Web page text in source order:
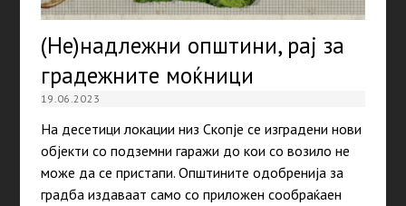
(Не)надлежни општини, рај за
градежните моќници
19.06.2023
На десетици локации низ Скопје се изградени нови
објекти со подземни гаражи до кои со возило не
може да се пристапи. Општините одобренија за
градба издаваат само со приложен сообраќаен